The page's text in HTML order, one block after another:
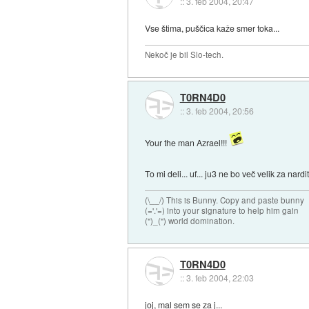
Vse štima, puščica kaže smer toka...
Nekoč je bil Slo-tech.
T0RN4D0
::3. feb 2004, 20:56
Your the man Azrael!!!
To mi deli... uf... ju3 ne bo več velik za
(\__/) This is Bunny. Copy and paste bunny
(='.'=) into your signature to help him gain
(")_(") world domination.
T0RN4D0
::3. feb 2004, 22:03
joj, mal sem se za j...